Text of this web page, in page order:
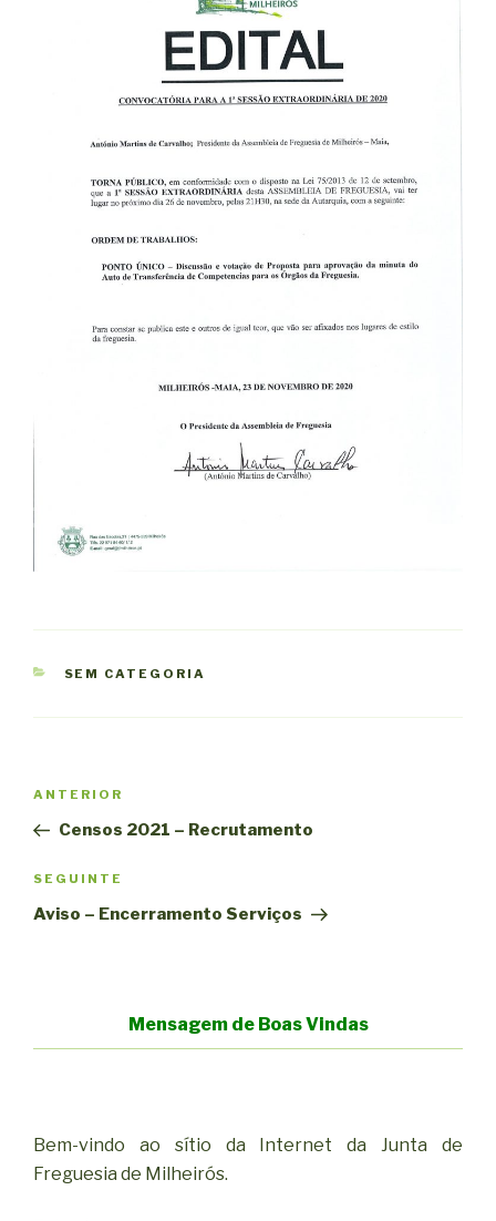
CATEGORIAS
SEM CATEGORIA
artigos
Conteúdo
anterior
ANTERIOR
Censos 2021 – Recrutamento
Conteúdo
seguinte
SEGUINTE
Aviso – Encerramento Serviços
Mensagem de Boas Vindas
Bem-vindo ao sítio da Internet da Junta de
Freguesia de Milheirós.